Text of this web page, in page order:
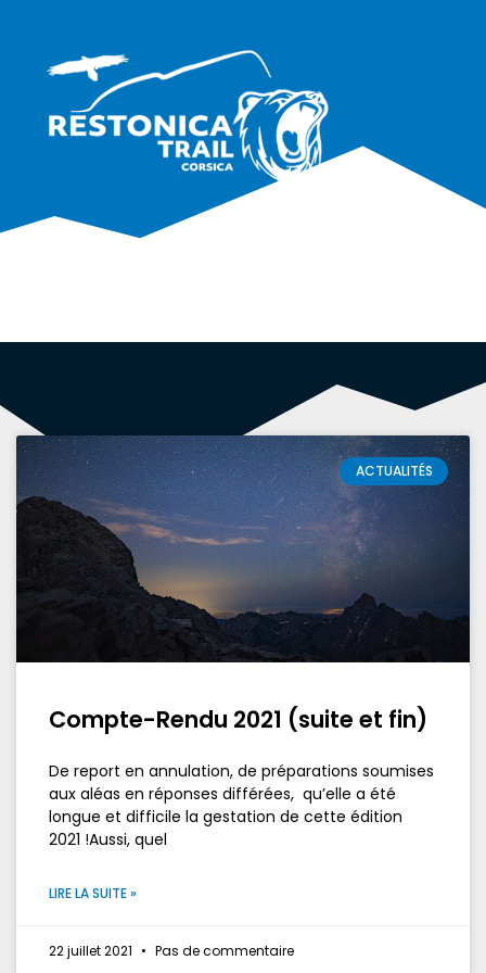
ACTUALITÉS
Compte-Rendu 2021 (suite et fin)
De report en annulation, de préparations soumises
aux aléas en réponses différées, qu’elle a été
longue et difficile la gestation de cette édition
2021 !Aussi, quel
LIRE LA SUITE »
22 juillet 2021 Pas de commentaire